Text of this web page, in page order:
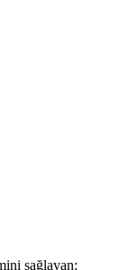
sağlayan;